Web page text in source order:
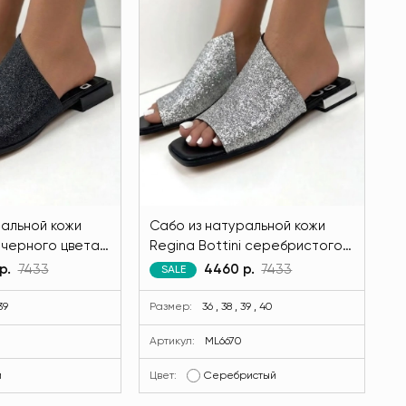
кожи
цвета
13
7433
Сабо из натуральной кожи
Regina Bottini серебристого
цвета MODLAV ML6670-282
SALE 4460 р. 7433
Размер: 36 , 38 , 39 , 40
Артикул: ML6670
Цвет: Серебристый